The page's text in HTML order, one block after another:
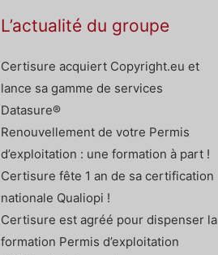
L’actualité du groupe
Certisure acquiert Copyright.eu et
lance sa gamme de services
Datasure®
Renouvellement de votre Permis
d’exploitation : une formation à part !
Certisure fête 1 an de sa certification
nationale Qualiopi !
Certisure est agréé pour dispenser la
formation Permis d’exploitation